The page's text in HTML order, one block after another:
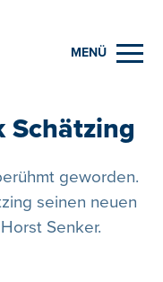
MENÜ
Schätzing
geworden.
seinen neuen
Senker.